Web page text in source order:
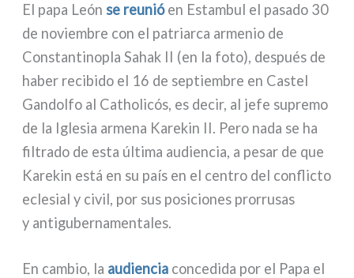
El papa Leónse reu­nióen Estambul el pasa­do 30
de noviem­bre con el patriar­ca arme­nio de
Constantinopla Sahak II (en la foto), después de
haber reci­bi­do el 16 de sep­tiem­bre en Castel
Gandolfo al Catholicós, es decir, al jefe supre­mo
de la Iglesia arme­na Karekin II. Pero nada se ha
fil­tra­do de esta últi­ma audien­cia, a pesar de que
Karekin está en su país en el cen­tro del con­flic­to
ecle­sial y civil, por sus posi­cio­nes pror­ru­sas
y anti­gu­ber­na­men­ta­les.
En cam­bio, la audien­cia con­ce­di­da por el Papa el